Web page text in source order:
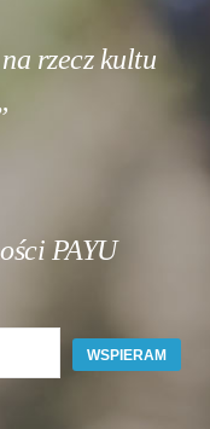
rzecz kultu
PAYU
WSPIERAM